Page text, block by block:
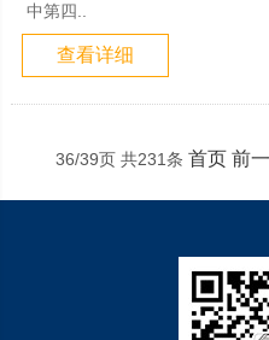
中第四..
查看详细
36/39页 共231条首页 前